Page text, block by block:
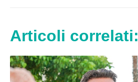
Articoli correlati: